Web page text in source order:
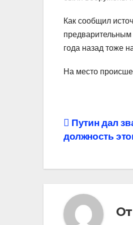
Как сообщил
предварительным
года назад тоже
На место
по
записям
Путин дал
должность
От